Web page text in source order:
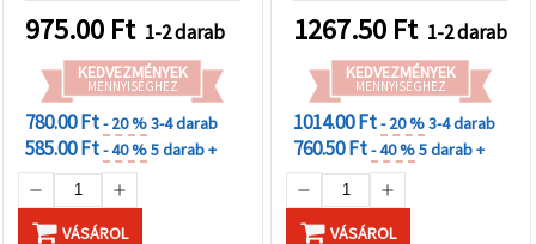
975.00 Ft 1-2 darab
KEDVEZMÉNYEK
MENNYISÉGHEZ
780.00 Ft- 20 %3-4 darab
585.00 Ft- 40 %5 darab +
VÁSÁROL
1267.50 Ft 1-2 darab
KEDVEZMÉNYEK
MENNYISÉGHEZ
1014.00 Ft- 20 %3-4 darab
760.50 Ft- 40 %5 darab +
VÁSÁROL